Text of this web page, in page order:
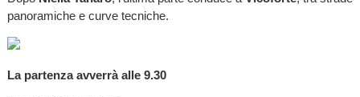
panoramiche e curve tecniche.
La partenza avverrà alle 9.30